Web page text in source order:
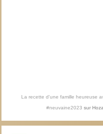
La recette d'une famille heureuse
#neuvaine2023 sur